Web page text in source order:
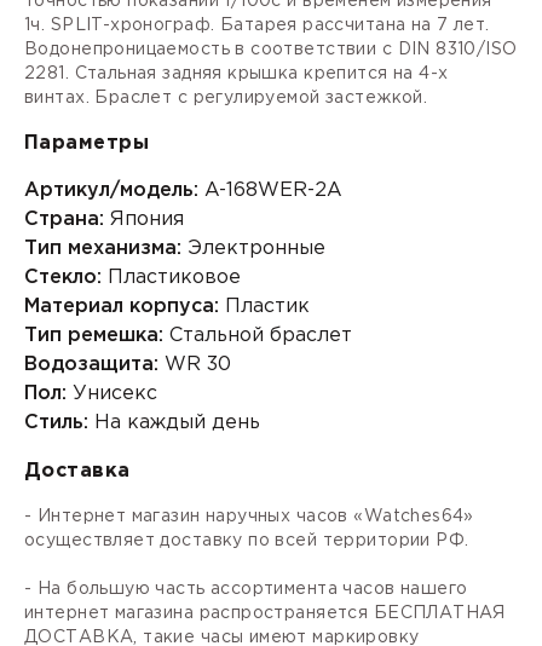
1ч. SPLIT-хронограф.
Батарея рассчитана на 7 лет.
Водонепроницаемость в соответствии с DIN 8310/ISO
2281. Стальная задняя крышка крепится на 4-х
винтах. Браслет с регулируемой застежкой.
Параметры
Артикул/модель: A-168WER-2A
Страна: Япония
Тип механизма: Электронные
Стекло: Пластиковое
Материал корпуса: Пластик
Тип ремешка: Стальной браслет
Водозащита: WR 30
Пол: Унисекс
Стиль: На каждый день
Доставка
- Интернет магазин наручных часов «Watches64»
осуществляет доставку по всей территории РФ.
- На большую часть ассортимента часов нашего
интернет магазина распространяется БЕСПЛАТНАЯ
ДОСТАВКА, такие часы имеют маркировку